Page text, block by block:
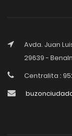
Avda. Juan
29639 -
Centralita :